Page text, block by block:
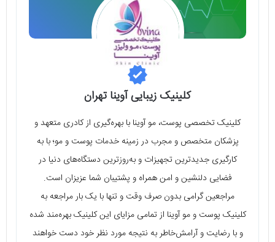
کلینیک زیبایی آوینا تهران
کلینیک تخصصی پوست، مو آوینا با بهره‌گیری از کادری متعهد و
پزشکان متخصص و مجرب در زمینه خدمات پوست و مو؛ با به
کارگیری جدیدترین تجهیزات و به‌روزترین دستگاه‌های دنیا در
فضایی دلنشین و امن همراه و پشتیبان شما عزیزان است.
مراجعین گرامی بدون صرف وقت و تنها با یک بار مراجعه به
کلینیک پوست و مو آوینا از تمامی مزایای این کلینیک بهره‌مند شده
و با رضایت و آرامش‌خاطر به نتیجه مورد نظر خود دست خواهند